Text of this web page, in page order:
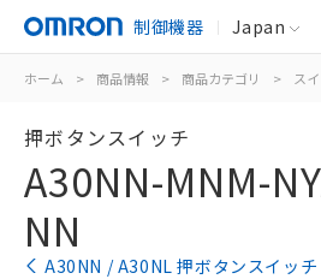
制御機器 Japan
ホーム > 商品情報 > 商品カテゴリ > ス
押ボタンスイッチ
A30NN-MNM-
NN
A30NN / A30NL 押ボタンスイッ